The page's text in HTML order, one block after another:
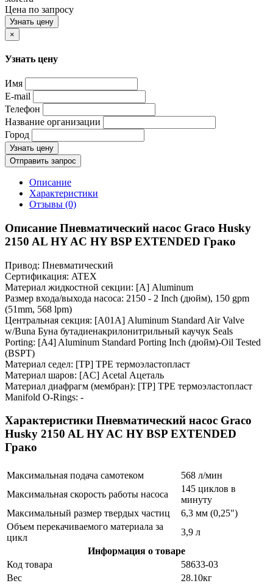
Цена по запросу
Узнать цену
×
Узнать цену
Имя
E-mail
Телефон
Название организации
Город
Узнать цену
Отправить запрос
Описание
Характеристики
Отзывы (0)
Описание Пневматический насос Graco Husky
2150 AL HY AC HY BSP EXTENDED Грако
Привод: Пневматический
Сертификация: ATEX
Материал жидкостной секции: [A] Aluminum
Размер входа/выхода насоса: 2150 - 2 Inch (дюйм), 150 gpm
(51mm, 568 lpm)
Центральная секция: [A01A] Aluminum Standard Air Valve
w/Buna Буна бутадиенакрилонитрильный каучук Seals
Porting: [A4] Aluminum Standard Porting Inch (дюйм)-Oil Tested
(BSPT)
Материал седел: [TP] TPE термоэластопласт
Материал шаров: [AC] Acetal Ацеталь
Материал диафрагм (мембран): [TP] TPE термоэластопласт
Manifold O-Rings: -
Характеристики Пневматический насос Graco
Husky 2150 AL HY AC HY BSP EXTENDED
Грако
Максимальная подача самотеком
568 л/мин
Максимальная скорость работы насоса
145 циклов в
минуту
Максимальный размер твердых частиц
6,3 мм (0,25")
Объем перекачиваемого материала за
цикл
3,9 л
Информация о товаре
Код товара
58633-03
Вес
28.10кг